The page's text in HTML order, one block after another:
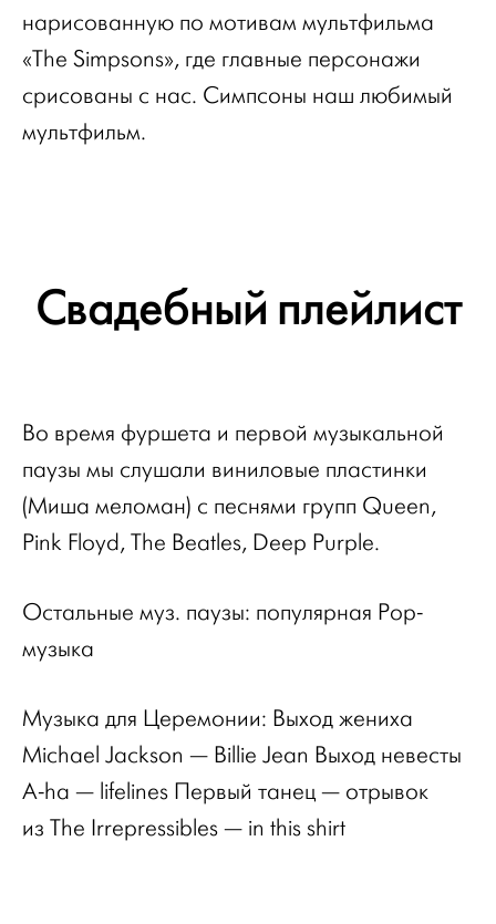
нарисованную по мотивам мультфильма
«The Simpsons», где главные персонажи
срисованы с нас. Симпсоны наш любимый
мультфильм.
Свадебный плейлист
Во время фуршета и первой музыкальной
паузы мы слушали виниловые пластинки
(Миша меломан) с песнями групп Queen,
Pink Floyd, The Beatles, Deep Purple.
Остальные муз. паузы: популярная Pop-
музыка
Музыка для Церемонии: Выход жениха
Michael Jackson — Billie Jean Выход невесты
A-ha — lifelines Первый танец — отрывок
из The Irrepressibles — in this shirt